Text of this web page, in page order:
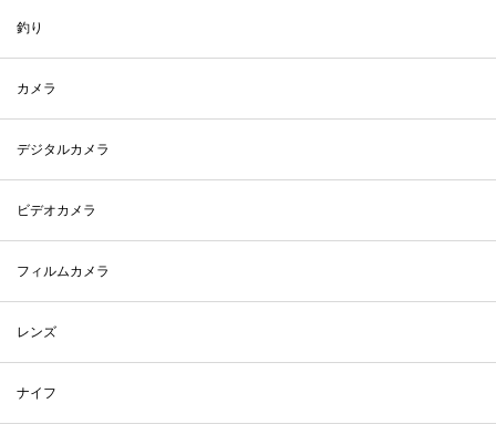
釣り
カメラ
デジタルカメラ
ビデオカメラ
フィルムカメラ
レンズ
ナイフ